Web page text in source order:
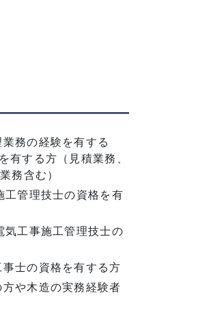
務の経験を有する
有する方（見積業務、
務含む）
工管理技士の資格を有
気工事施工管理技士の
士の資格を有する方
方や木造の実務経験者